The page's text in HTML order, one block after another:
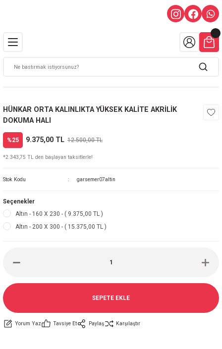
HÜNKAR ORTA KALINLIKTA YÜKSEK KALİTE AKRİLİK
DOKUMA HALI
%25 9.375,00 TL 12.500,00 TL
*2.343,75 TL den başlayan taksitlerle!
Stok Kodu garsemer07altin
Seçenekler
Altın - 160 X 230 - ( 9.375,00 TL )
Altın - 200 X 300 - ( 15.375,00 TL )
SEPETE EKLE
Yorum Yaz Tavsiye Et Paylaş Karşılaştır